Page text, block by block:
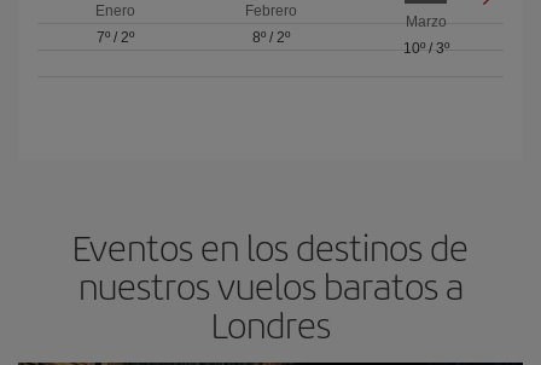
Enero
7º/ 2º
Febrero
8º/ 2º
Marzo
10º/ 3º
Eventos en los destinos de
nuestros vuelos baratos a
Londres